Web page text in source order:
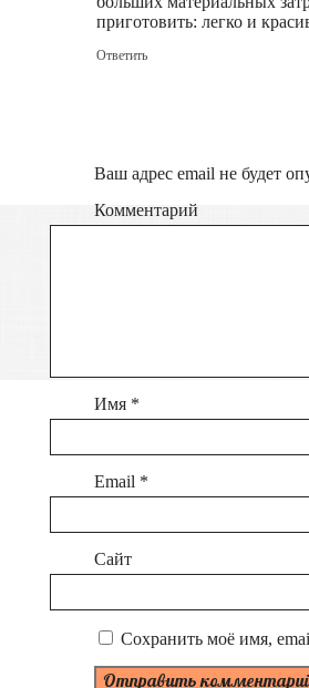
приготовить: легко и
Ответить
Ваш адрес email не будет
Комментарий
Имя *
Email *
Сайт
Сохранить моё имя,